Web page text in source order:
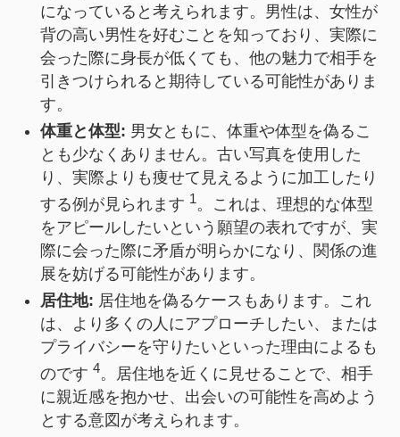
になっていると考えられます。男性は、女性が
背の高い男性を好むことを知っており、実際に
会った際に身長が低くても、他の魅力で相手を
引きつけられると期待している可能性がありま
す。
体重と体型: 男女ともに、体重や体型を偽るこ
とも少なくありません。古い写真を使用した
り、実際よりも痩せて見えるように加工したり
する例が見られます 1。これは、理想的な体型
をアピールしたいという願望の表れですが、実
際に会った際に矛盾が明らかになり、関係の進
展を妨げる可能性があります。
居住地: 居住地を偽るケースもあります。これ
は、より多くの人にアプローチしたい、または
プライバシーを守りたいといった理由によるも
のです 4。居住地を近くに見せることで、相手
に親近感を抱かせ、出会いの可能性を高めよう
とする意図が考えられます。